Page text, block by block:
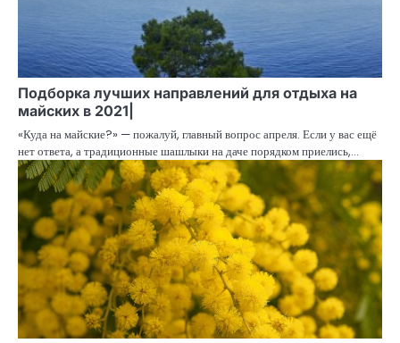
Подборка лучших направлений для отдыха на
майских в 2021|
«Куда на майские?» — пожалуй, главный вопрос апреля. Если у вас ещё
нет ответа, а традиционные шашлыки на даче порядком приелись,…